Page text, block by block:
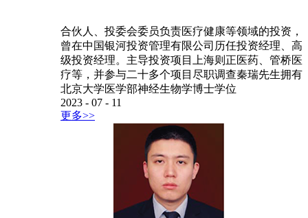
合伙人、投委会委员负责医疗健康等领域的投资，
曾在中国银河投资管理有限公司历任投资经理、高
级投资经理。主导投资项目上海则正医药、管桥医
疗等，并参与二十多个项目尽职调查秦瑞先生拥有
北京大学医学部神经生物学博士学位
2023 - 07 - 11
更多>>